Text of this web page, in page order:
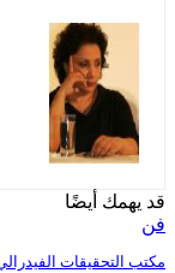
قد يهمك أيضًا
فن